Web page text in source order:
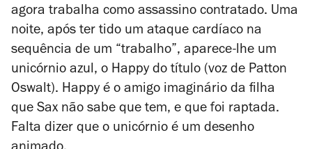
agora trabalha como assassino contratado. Uma
noite, após ter tido um ataque cardíaco na
sequência de um “trabalho”, aparece-lhe um
unicórnio azul, o Happy do título (voz de Patton
Oswalt). Happy é o amigo imaginário da filha
que Sax não sabe que tem, e que foi raptada.
Falta dizer que o unicórnio é um desenho